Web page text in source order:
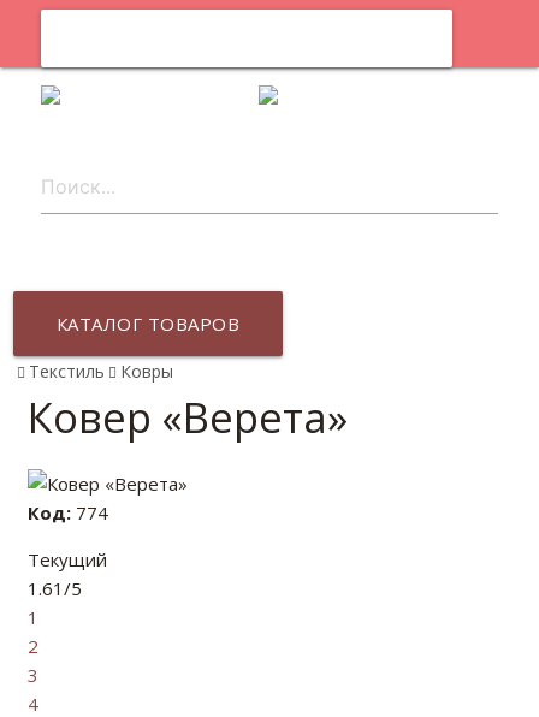
КАТАЛОГ ТОВАРОВ
Текстиль Ковры
Ковер «Верета»
Код:774
Текущий
1.61/5
1
2
3
4